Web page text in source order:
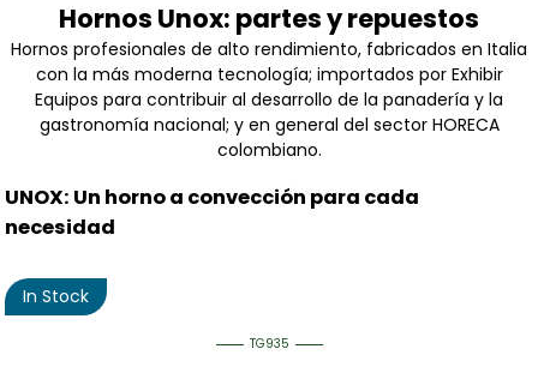
Hornos Unox: partes y repuestos
Hornos profesionales de alto rendimiento, fabricados en Italia
con la más moderna tecnología; importados por Exhibir
Equipos para contribuir al desarrollo de la panadería y la
gastronomía nacional; y en general del sector HORECA
colombiano.
UNOX: Un horno a convección para cada
necesidad
In Stock
TG935